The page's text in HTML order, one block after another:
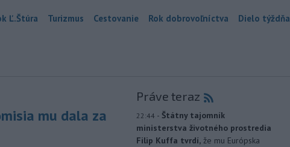
Ľ.Štúra Turizmus Cestovanie Rok dobrovoľníctva Dielo týždňa
mu dala za
Práve teraz
22:44 - Štátny tajomník
ministerstva životného prostredia
Filip Kuffa tvrdí, že mu Európska